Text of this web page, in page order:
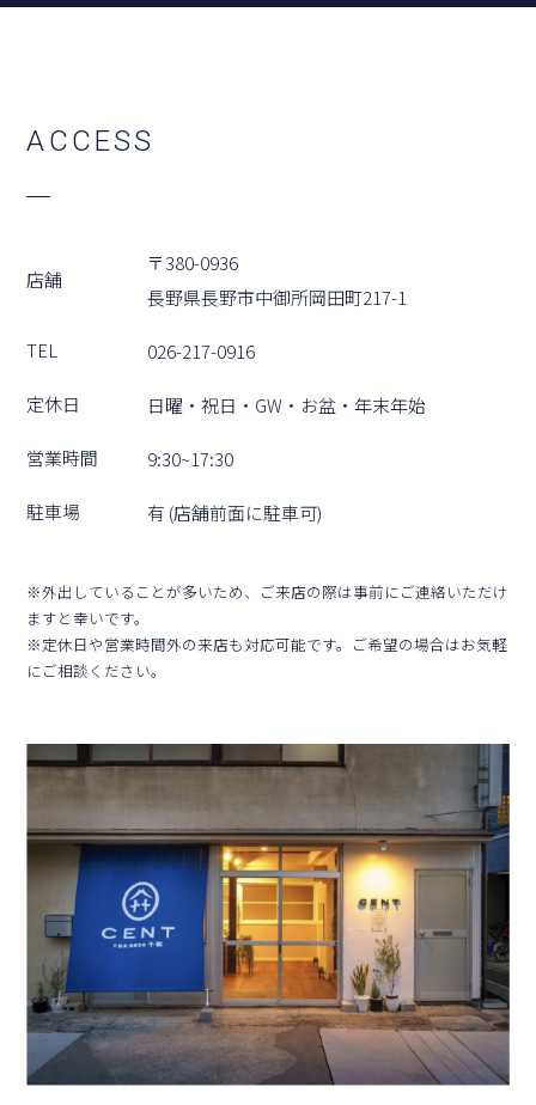
ACCESS
店舗
〒380-0936
⻑野県⻑野市中御所岡⽥町217-1
TEL 026-217-0916
定休⽇ ⽇曜・祝⽇・GW・お盆・年末年始
営業時間 9:30~17:30
駐⾞場 有 (店舗前⾯に駐⾞可)
※外出していることが多いため、ご来店の際は事前にご連絡いただけ
ますと幸いです。
※定休⽇や営業時間外の来店も対応可能です。ご希望の場合はお気軽
にご相談ください。